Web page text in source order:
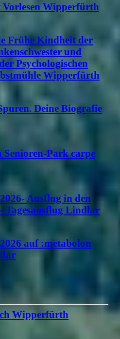
Wipperfürth
Frühe Kindheit der
und
Psychologischen
Wipperfürth
Deine Biografie
Park carpe
Ausflug in den
Lindlar
auf :metabolon
Wipperfürth